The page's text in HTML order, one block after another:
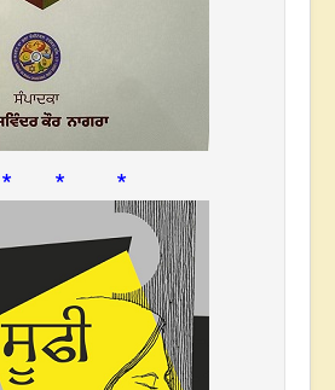
* * *